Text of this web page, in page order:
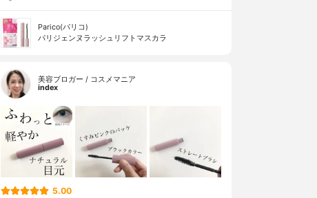
Parico(パリコ)
パリジェンヌラッシュリフトマスカラ
美容ブロガー / コスメマニア
index
5.00